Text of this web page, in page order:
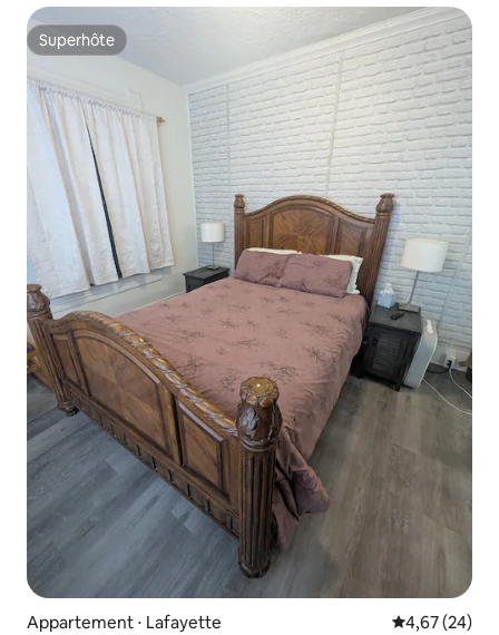
Superhôte
Superhôte
Appartement ⋅ Lafayette Évaluation
4,67 (24)